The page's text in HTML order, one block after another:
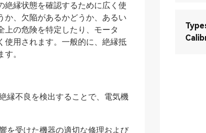
絶縁状態を確認するために広く使
か、欠陥があるかどうか、あるい
上の危険を特定したり、モータ
使用されます。一般的に、絶縁抵
。
縁不良を検出することで、電気機
を受けた機器の適切な修理および